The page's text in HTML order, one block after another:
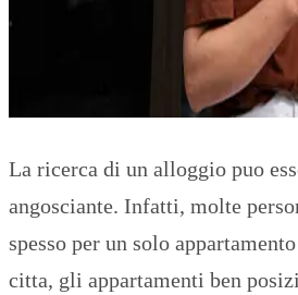
La ricerca di un alloggio puo
angosciante. Infatti, molte
spesso per un solo
citta, gli appartamenti ben